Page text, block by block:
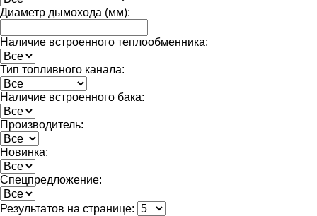
Диаметр дымохода (мм):
Наличие встроенного теплообменника:
Тип топливного канала:
Наличие встроенного бака:
Производитель:
Новинка:
Спецпредложение:
Результатов на странице: